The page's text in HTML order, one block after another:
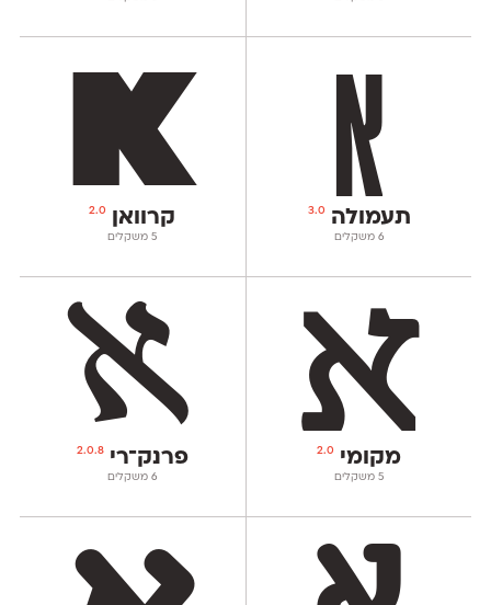
תעמולה 3.0
‫6 משקלים
קרוואן 2.0
‫5 משקלים
מקומי 2.0
‫5 משקלים
פרנק־רי2.0.8
‫6 משקלים